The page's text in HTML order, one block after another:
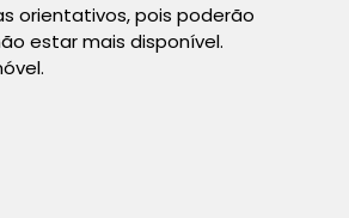
orientativos, pois poderão
estar mais disponível.